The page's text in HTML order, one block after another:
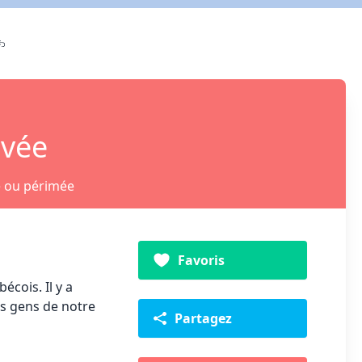
ou périmée
Il y a
gens de notre
Favoris
Partagez